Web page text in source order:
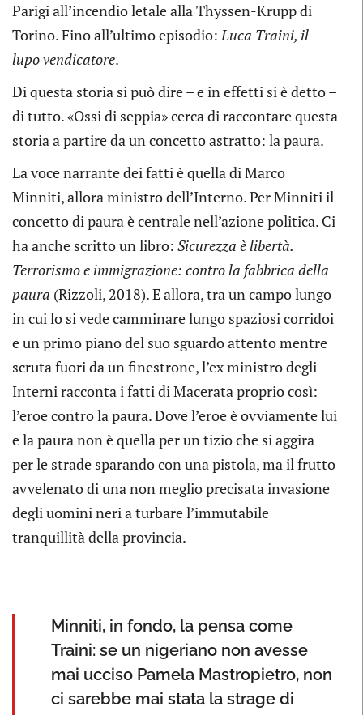
Parigi all’incendio letale alla Thyssen-Krupp di
Torino. Fino all’ultimo episodio:Luca Traini, il
lupo vendicatore.
Di questa storia si può dire – e in effetti si è detto –
di tutto. «Ossi di seppia» cerca di raccontare questa
storia a partire da un concetto astratto: la paura.
La voce narrante dei fatti è quella di Marco
Minniti, allora ministro dell’Interno. Per Minniti il
concetto di paura è centrale nell’azione politica. Ci
ha anche scritto un libro: Sicurezza è libertà.
Terrorismo e immigrazione: contro la fabbrica della
paura (Rizzoli, 2018). E allora, tra un campo lungo
in cui lo si vede camminare lungo spaziosi corridoi
e un primo piano del suo sguardo attento mentre
scruta fuori da un finestrone, l’ex ministro degli
Interni racconta i fatti di Macerata proprio così:
l’eroe contro la paura. Dove l’eroe è ovviamente lui
e la paura non è quella per un tizio che si aggira
per le strade sparando con una pistola, ma il frutto
avvelenato di una non meglio precisata invasione
degli uomini neri a turbare l’immutabile
tranquillità della provincia.
Minniti, in fondo, la pensa come
Traini: se un nigeriano non avesse
mai ucciso Pamela Mastropietro, non
ci sarebbe mai stata la strage di